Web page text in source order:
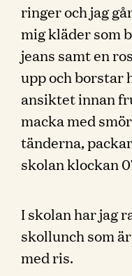
ringer och jag
mig kläder som
jeans samt en
upp och borstar
ansiktet innan
macka med
tänderna,
skolan klockan
I skolan har jag
skollunch som
med ris.